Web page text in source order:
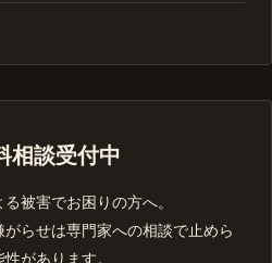
相談受付中
被害でお困りの方へ。
らせは専門家への相談で止めら
があります。